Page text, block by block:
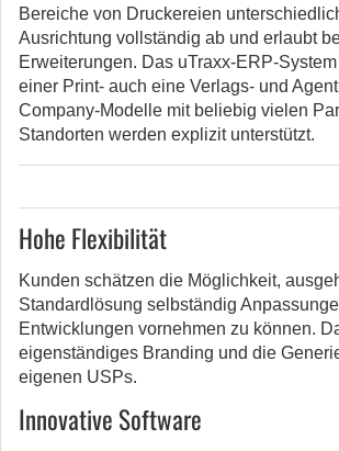
Bereiche von Druckereien
Ausrichtung vollständig ab und erlaubt
Erweiterungen. Das uTraxx-ERP-
einer Print- auch eine Verlags- und
Company-Modelle mit beliebig vielen
Standorten werden explizit unterstützt.
Hohe Flexibilität
Kunden schätzen die Möglichkeit,
Standardlösung selbständig
Entwicklungen vornehmen zu können.
eigenständiges Branding und die
eigenen USPs.
Innovative Software